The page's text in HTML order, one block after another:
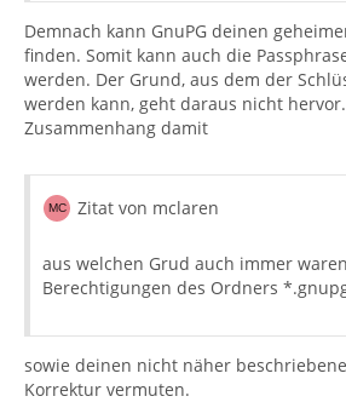
Demnach kann GnuPG deinen
finden. Somit kann auch die
werden. Der Grund, aus dem der
werden kann, geht daraus nicht
Zusammenhang damit
Zitat von mclaren
aus welchen Grud auch immer
Berechtigungen des Ordners
sowie deinen nicht näher
Korrektur vermuten.